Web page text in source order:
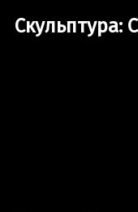
Скульптура: